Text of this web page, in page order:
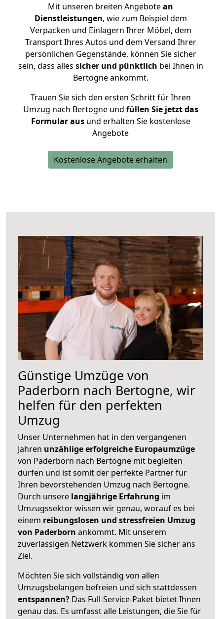
Mit unseren breiten Angebotean
Dienstleistungen, wie zum Beispiel dem
Verpacken und Einlagern Ihrer Möbel, dem
Transport Ihres Autos und dem Versand Ihrer
persönlichen Gegenstände, können Sie sicher
sein, dass alles sicher und pünktlich bei Ihnen in
Bertogne ankommt.
Trauen Sie sich den ersten Schritt für Ihren
Umzug nach Bertogne und füllen Sie jetzt das
Formular ausund erhalten Sie kostenlose
Angebote
Kostenlose Angebote erhalten
Günstige Umzüge von
Paderborn nach Bertogne, wir
helfen für den perfekten
Umzug
Unser Unternehmen hat in den vergangenen
Jahren unzählige erfolgreiche Europaumzüge
von Paderborn nach Bertogne mit begleiten
dürfen und ist somit der perfekte Partner für
Ihren bevorstehenden Umzug nach Bertogne.
Durch unsere langjährige Erfahrung im
Umzugssektor wissen wir genau, worauf es bei
einem reibungslosen und stressfreien Umzug
von Paderborn ankommt. Mit unserem
zuverlässigen Netzwerk kommen Sie sicher ans
Ziel.
Möchten Sie sich vollständig von allen
Umzugsbelangen befreien und sich stattdessen
entspannen? Das Full-Service-Paket bietet Ihnen
genau das. Es umfasst alle Leistungen, die Sie für